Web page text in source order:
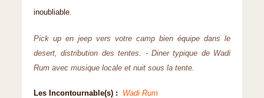
inoubliable.
Pick up en jeep vers votre camp bien équipe dans le
desert, distribution des tentes. - Diner typique de Wadi
Rum avec musique locale et nuit sous la tente.
Les Incontournable(s) : Wadi Rum